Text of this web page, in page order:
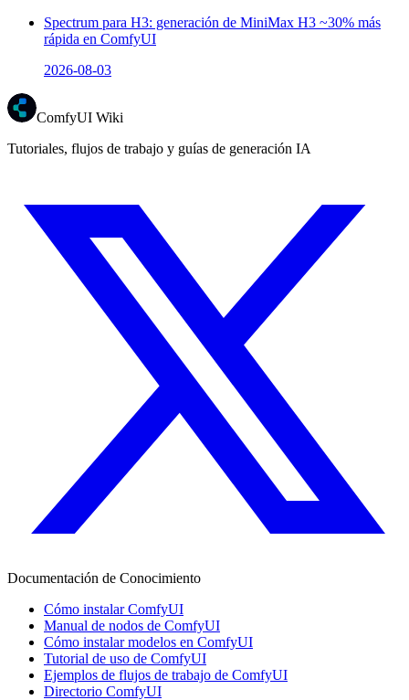
Spectrum para H3: generación de MiniMax H3 ~30% más
rápida en ComfyUI
2026-08-03
ComfyUI Wiki
Tutoriales, flujos de trabajo y guías de generación IA
Documentación de Conocimiento
Cómo instalar ComfyUI
Manual de nodos de ComfyUI
Cómo instalar modelos en ComfyUI
Tutorial de uso de ComfyUI
Ejemplos de flujos de trabajo de ComfyUI
Directorio ComfyUI